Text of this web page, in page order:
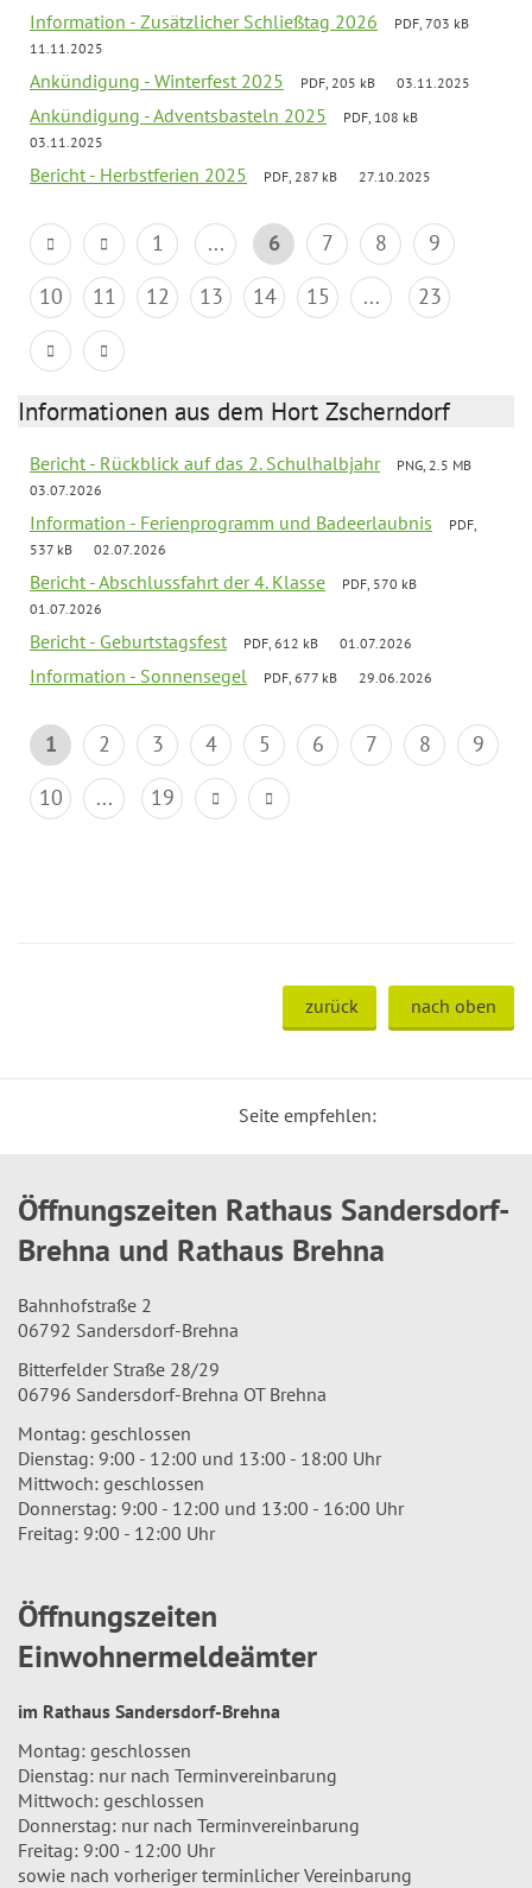
Information - Zusätzlicher Schließtag 2026
PDF, 703 kB
11.11.2025
Ankündigung - Winterfest 2025 PDF, 205 kB 03.11.2025
Ankündigung - Adventsbasteln 2025
PDF, 108 kB
03.11.2025
Bericht - Herbstferien 2025 PDF, 287 kB 27.10.2025
1 ... 6 7 8
9
10
11 12 13 14 15 ... 23
Informationen aus dem Hort Zscherndorf
Bericht - Rückblick auf das 2. Schulhalbjahr
PNG, 2.5 MB
03.07.2026
Information - Ferienprogramm und Badeerlaubnis
PDF,
537 kB
02.07.2026
Bericht - Abschlussfahrt der 4. Klasse
PDF, 570 kB
01.07.2026
Bericht - Geburtstagsfest PDF, 612 kB 01.07.2026
Information - Sonnensegel PDF, 677 kB 29.06.2026
1 2 3 4 5 6 7 8
9
10
... 19
zurück nach oben
Seite empfehlen:
Öffnungszeiten Rathaus Sandersdorf-
Brehna und Rathaus Brehna
Bahnhofstraße 2
06792 Sandersdorf-Brehna
Bitterfelder Straße 28/29
06796 Sandersdorf-Brehna OT Brehna
Montag: geschlossen
Dienstag: 9:00 - 12:00 und 13:00 - 18:00 Uhr
Mittwoch: geschlossen
Donnerstag: 9:00 - 12:00 und 13:00 - 16:00 Uhr
Freitag: 9:00 - 12:00 Uhr
Öffnungszeiten
Einwohnermeldeämter
im Rathaus Sandersdorf-Brehna
Montag: geschlossen
Dienstag: nur nach Terminvereinbarung
Mittwoch: geschlossen
Donnerstag: nur nach Terminvereinbarung
Freitag: 9:00 - 12:00 Uhr
sowie nach vorheriger terminlicher Vereinbarung